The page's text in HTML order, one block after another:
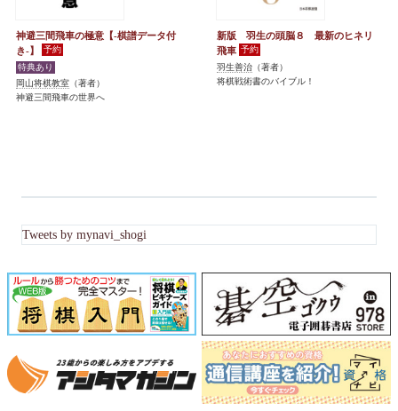
神避三間飛車の極意【-棋譜データ付
き-】
岡山将棋教室 （著者）
神避三間飛車の世界へ
新版 羽生の頭脳８ 最新のヒネリ
飛車
羽生善治 （著者）
将棋戦術書のバイブル！
Tweets by mynavi_shogi